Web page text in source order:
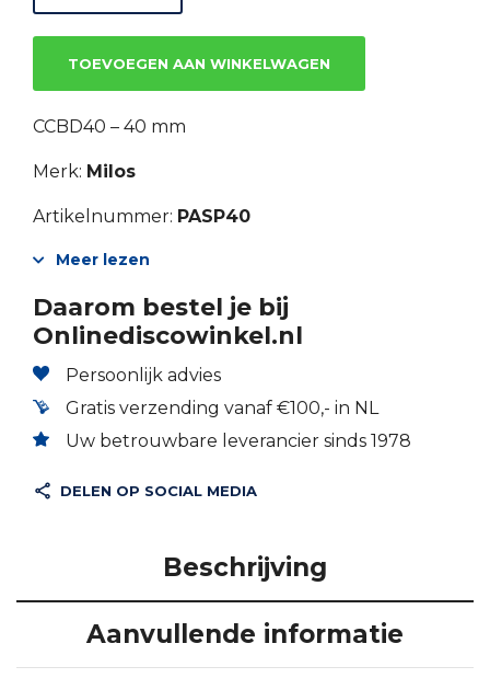
TOEVOEGEN AAN WINKELWAGEN
CCBD40 – 40 mm
Merk: Milos
Artikelnummer: PASP40
Meer lezen
Daarom bestel je bij
Onlinediscowinkel.nl
Persoonlijk advies
Gratis verzending vanaf €100,- in NL
Uw betrouwbare leverancier sinds 1978
DELEN OP SOCIAL MEDIA
Beschrijving
Aanvullende informatie